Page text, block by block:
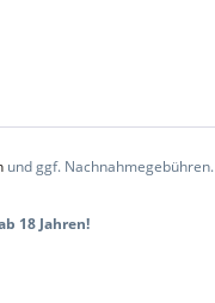
und ggf. Nachnahmegebühren.
18 Jahren!